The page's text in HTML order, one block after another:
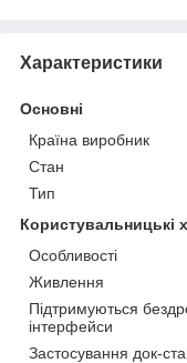
Характеристики
Основні
Країна виробник
Стан
Тип
Користувальницькі
Особливості
Живлення
Підтримуються
інтерфейси
Застосування док-